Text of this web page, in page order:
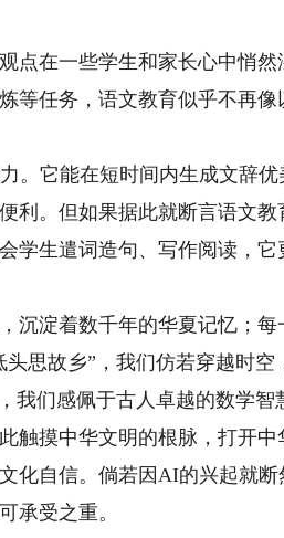
在一些学生和家长心中悄然
等任务，语文教育似乎不再
它能在短时间内生成文辞优
利。但如果据此就断言语文
学生遣词造句、写作阅读，它
淀着数千年的华夏记忆；每
思故乡”，我们仿若穿越时
我们感佩于古人卓越的数学
触摸中华文明的根脉，打开
化自信。倘若因AI的兴起就
承受之重。